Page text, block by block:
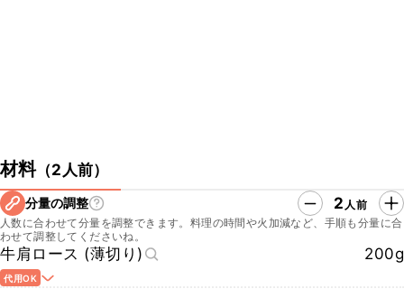
材料（2人前）
分量の調整 2 人前
人数に合わせて分量を調整できます。料理の時間や火加減など、手順も分量に合
わせて調整してくださいね。
牛肩ロース (薄切り) 200g
代用OK